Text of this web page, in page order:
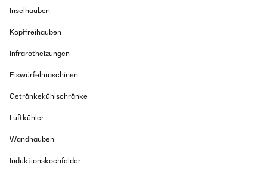
Inselhauben
Kopffreihauben
Infrarotheizungen
Eiswürfelmaschinen
Getränkekühlschränke
Luftkühler
Wandhauben
Induktionskochfelder